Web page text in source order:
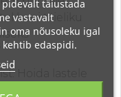
kuni täieliku
Hoida lastele
on
täiustada
vastavalt
oma nõusoleku igal
edaspidi.